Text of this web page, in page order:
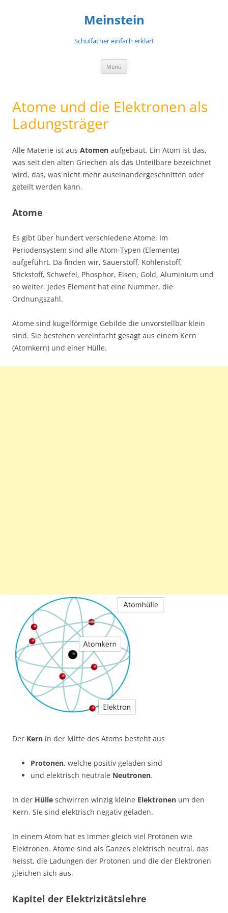
Meinstein
Schulfächer einfach erklärt
Menü
Atome und die Elektronen als
Ladungsträger
Alle Materie ist aus Atomen aufgebaut. Ein Atom ist das,
was seit den alten Griechen als das Unteilbare bezeichnet
wird, das, was nicht mehr auseinandergeschnitten oder
geteilt werden kann.
Atome
Es gibt über hundert verschiedene Atome. Im
Periodensystem sind alle Atom-Typen (Elemente)
aufgeführt. Da finden wir, Sauerstoff, Kohlenstoff,
Stickstoff, Schwefel, Phosphor, Eisen, Gold, Aluminium und
so weiter. Jedes Element hat eine Nummer, die
Ordnungszahl.
Atome sind kugelförmige Gebilde die unvorstellbar klein
sind. Sie bestehen vereinfacht gesagt aus einem Kern
(Atomkern) und einer Hülle.
Der Kern in der Mitte des Atoms besteht aus
Protonen, welche positiv geladen sind
und elektrisch neutrale Neutronen.
In der Hülle schwirren winzig kleine Elektronen um den
Kern. Sie sind elektrisch negativ geladen.
In einem Atom hat es immer gleich viel Protonen wie
Elektronen. Atome sind als Ganzes elektrisch neutral, das
heisst, die Ladungen der Protonen und die der Elektronen
gleichen sich aus.
Kapitel der Elektrizitätslehre